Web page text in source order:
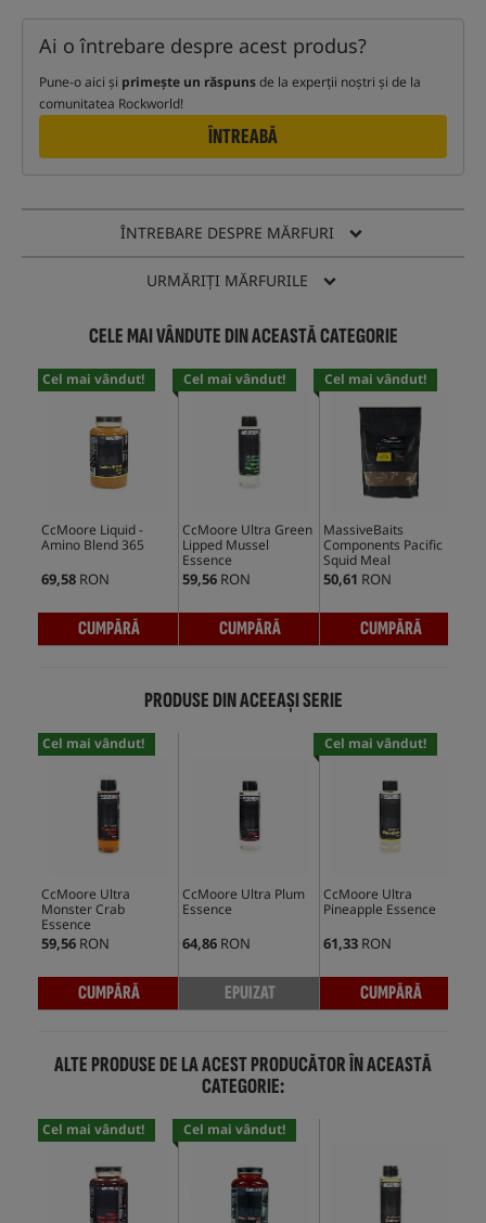
Ai o întrebare despre acest produs?
Pune-o aici și primește un răspunsde la experții noștri și de la
comunitatea Rockworld!
ÎNTREABĂ
ÎNTREBARE DESPRE MĂRFURI
URMĂRIȚI MĂRFURILE
CELE MAI VÂNDUTE DIN ACEASTĂ CATEGORIE
Cel mai vândut!
CcMoore Liquid -
Amino Blend 365
69,58 RON
CUMPĂRĂ
Cel mai vândut!
CcMoore Ultra Green
Lipped Mussel
Essence
59,56 RON
CUMPĂRĂ
Cel mai vândut!
MassiveBaits
Components Pacific
Squid Meal
50,61 RON
CUMPĂRĂ
PRODUSE DIN ACEEAȘI SERIE
Cel mai vândut!
CcMoore Ultra
Monster Crab
Essence
59,56 RON
CUMPĂRĂ
CcMoore Ultra Plum
Essence
64,86 RON
EPUIZAT
Cel mai vândut!
CcMoore Ultra
Pineapple Essence
61,33 RON
CUMPĂRĂ
ALTE PRODUSE DE LA ACEST PRODUCĂTOR ÎN ACEASTĂ
CATEGORIE:
Cel mai vândut! Cel mai vândut!